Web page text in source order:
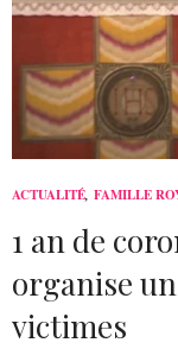
ACTUALITÉ, FAMILLE
1 an de
organise
victimes